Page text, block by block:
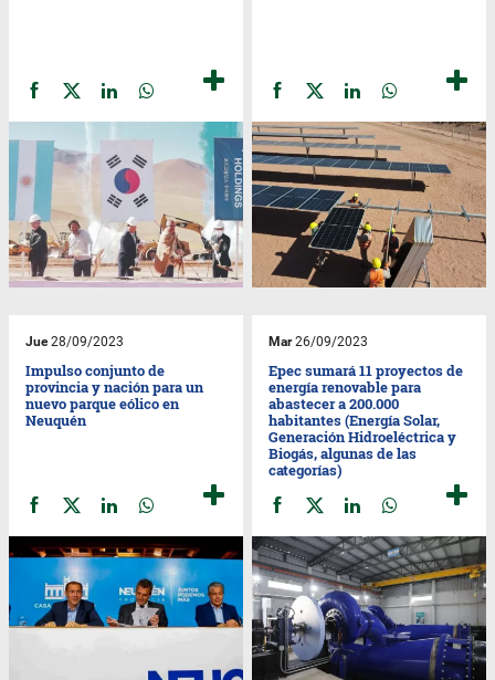
Jue28/09/2023
Impulso conjunto de
provincia y nación para un
nuevo parque eólico en
Neuquén
Mar26/09/2023
Epec sumará 11 proyectos de
energía renovable para
abastecer a 200.000
habitantes (Energía Solar,
Generación Hidroeléctrica y
Biogás, algunas de las
categorías)